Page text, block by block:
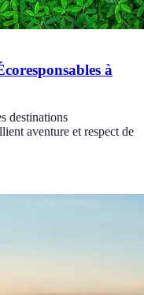
à
destinations
aventure et respect de